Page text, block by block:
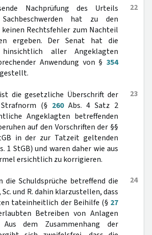
22
Nachprüfung des Urteils
hat zu den
keinen Rechtsfehler zum Nachteil
ergeben. Der Senat hat die
hinsichtlich aller Angeklagten
Anwendung von § 354
23
die gesetzliche Überschrift der
(§ 260Abs. 4 Satz 2
Angeklagten betreffenden
auf den Vorschriften der §§
in der zur Tatzeit geltenden
1 StGB) und waren daher wie aus
ersichtlich zu korrigieren.
24
die Schuldsprüche betreffend die
und R. dahin klarzustellen, dass
tateinheitlich der Beihilfe (§ 27
Betreiben von Anlagen
dem Zusammenhang der